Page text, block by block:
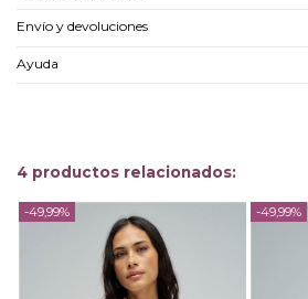
Envío y devoluciones
Ayuda
4 productos relacionados:
-49,99% -49,99%